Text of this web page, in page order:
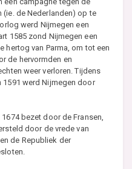
de Nederlanden) op te
werd Nijmegen een
1585 zond Nijmegen een
hertog van Parma, om tot een
de hervormden en
weer verloren. Tijdens
1591 werd Nijmegen door
bezet door de Fransen,
door de vrede van
de Republiek der